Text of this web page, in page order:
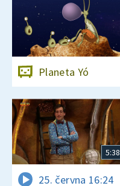
Planeta Yó
5:38
25. června 16:24